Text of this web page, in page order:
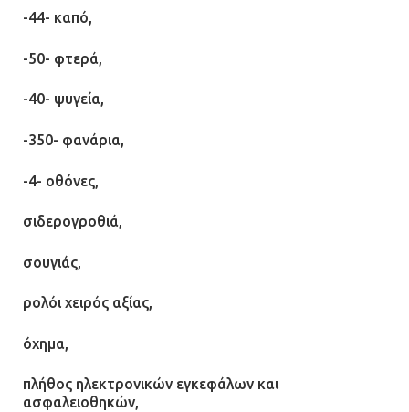
-44- καπό,
-50- φτερά,
-40- ψυγεία,
-350- φανάρια,
-4- οθόνες,
σιδερογροθιά,
σουγιάς,
ρολόι χειρός αξίας,
όχημα,
πλήθος ηλεκτρονικών εγκεφάλων και
ασφαλειοθηκών,